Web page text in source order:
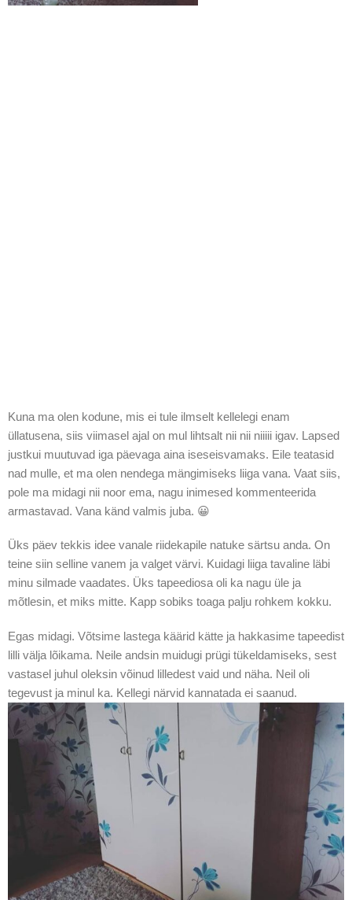
Kuna ma olen kodune, mis ei tule ilmselt kellelegi enam
üllatusena, siis viimasel ajal on mul lihtsalt nii nii niiiii igav. Lapsed
justkui muutuvad iga päevaga aina iseseisvamaks. Eile teatasid
nad mulle, et ma olen nendega mängimiseks liiga vana. Vaat siis,
pole ma midagi nii noor ema, nagu inimesed kommenteerida
armastavad. Vana känd valmis juba. 😀
Üks päev tekkis idee vanale riidekapile natuke särtsu anda. On
teine siin selline vanem ja valget värvi. Kuidagi liiga tavaline läbi
minu silmade vaadates. Üks tapeediosa oli ka nagu üle ja
mõtlesin, et miks mitte. Kapp sobiks toaga palju rohkem kokku.
Egas midagi. Võtsime lastega käärid kätte ja hakkasime tapeedist
lilli välja lõikama. Neile andsin muidugi prügi tükeldamiseks, sest
vastasel juhul oleksin võinud lilledest vaid und näha. Neil oli
tegevust ja minul ka. Kellegi närvid kannatada ei saanud.